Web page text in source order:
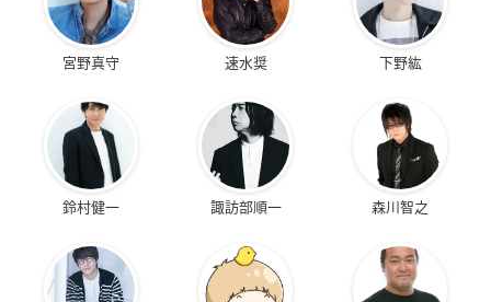
宮野真守 速水奨 下野紘
鈴村健一 諏訪部順一 森川智之